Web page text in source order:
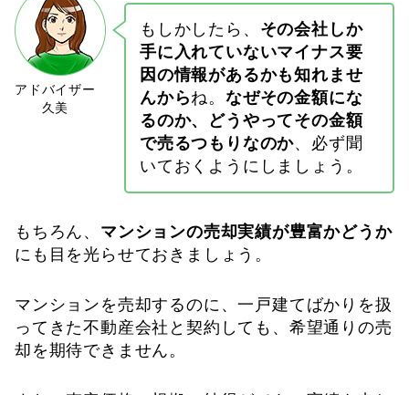
もしかしたら、 その会社しか
手に入れていないマイナス要
因の情報があるかも知れませ
んからね。なぜその金額にな
るのか、どうやってその金額
で売るつもりなのか、必ず聞
いておくようにしましょう。
もちろん、 マンションの売却実績が豊富かどうか
にも目を光らせておきましょう。
マンションを売却するのに、一戸建てばかりを扱
ってきた不動産会社と契約しても、希望通りの売
却を期待できません。